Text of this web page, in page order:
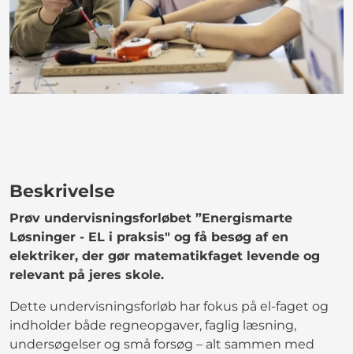
Beskrivelse
Prøv undervisningsforløbet ”Energismarte
Løsninger - EL i praksis" og få besøg af en
elektriker, der gør matematikfaget levende og
relevant på jeres skole.
Dette undervisningsforløb har fokus på el-faget og
indholder både regneopgaver, faglig læsning,
undersøgelser og små forsøg – alt sammen med